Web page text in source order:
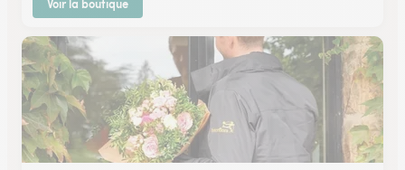
Voir la boutique